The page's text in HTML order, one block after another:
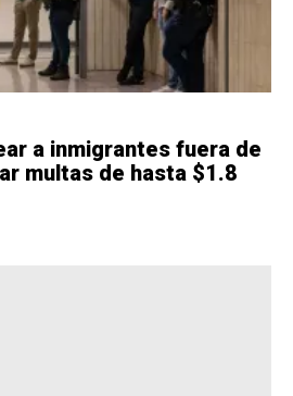
a inmigrantes fuera de
multas de hasta $1.8